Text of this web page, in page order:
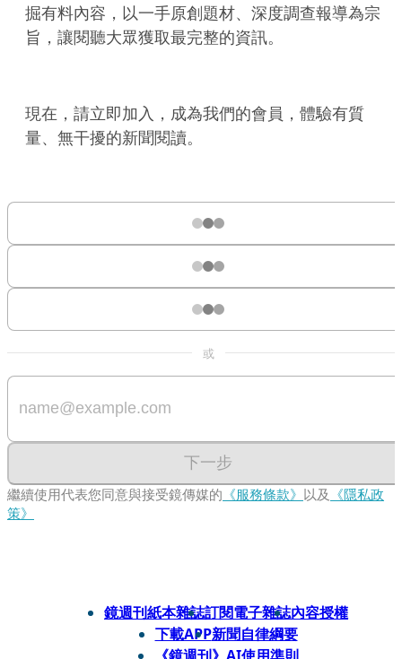
掘有料內容，以一手原創題材、深度調查報導為宗
旨，讓閱聽大眾獲取最完整的資訊。
現在，請立即加入，成為我們的會員，體驗有質
量、無干擾的新聞閱讀。
或
下一步
繼續使用代表您同意與接受鏡傳媒的 《服務條款》 以及 《隱私政
策》
鏡週刊紙本雜誌訂閱電子雜誌內容授權
下載APP新聞自律綱要